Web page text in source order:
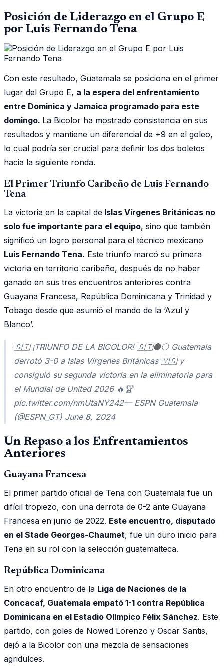
Posición de Liderazgo en el Grupo E
por Luis Fernando Tena
Con este resultado, Guatemala se posiciona en el primer
lugar del Grupo E, a la espera del enfrentamiento
entre Dominica y Jamaica programado para este
domingo. La Bicolor ha mostrado consistencia en sus
resultados y mantiene un diferencial de +9 en el goleo,
lo cual podría ser crucial para definir los dos boletos
hacia la siguiente ronda.
El Primer Triunfo Caribeño de Luis Fernando
Tena
La victoria en la capital de Islas Vírgenes Británicas no
solo fue importante para el equipo, sino que también
significó un logro personal para el técnico mexicano
Luis Fernando Tena. Este triunfo marcó su primera
victoria en territorio caribeño, después de no haber
ganado en sus tres encuentros anteriores contra
Guayana Francesa, República Dominicana y Trinidad y
Tobago desde que asumió el mando de la ‘Azul y
Blanco’.
🇬🇹 ¡TRIUNFO DE LA BICOLOR! 🇬🇹🔵⚪️ Guatemala
derrotó 3-0 a Islas Vírgenes Británicas 🇻🇬 y
consiguió su segunda victoria en la eliminatoria para
el Mundial de United 2026 🔥🏆
pic.twitter.com/nmUtaNY242— ESPN Guatemala
(@ESPN_GT) June 8, 2024
Un Repaso a los Enfrentamientos
Anteriores
Guayana Francesa
El primer partido oficial de Tena con Guatemala fue un
difícil tropiezo, con una derrota de 0-2 ante Guayana
Francesa en junio de 2022. Este encuentro, disputado
en el Stade Georges-Chaumet, fue un duro inicio para
Tena en su rol con la selección guatemalteca.
República Dominicana
En otro encuentro de la Liga de Naciones de la
Concacaf, Guatemala empató 1-1 contra República
Dominicana en el Estadio Olímpico Félix Sánchez. Este
partido, con goles de Nowed Lorenzo y Oscar Santis,
dejó a la Bicolor con una mezcla de sensaciones
agridulces.